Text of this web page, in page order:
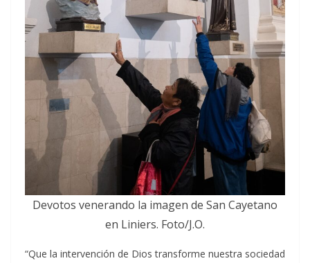
Devotos venerando la imagen de San Cayetano
en Liniers. Foto/J.O.
“Que la intervención de Dios transforme nuestra sociedad